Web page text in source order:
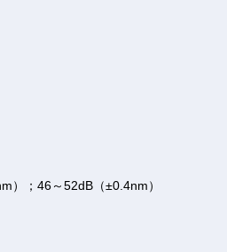
）；46～52dB（±0.4nm）